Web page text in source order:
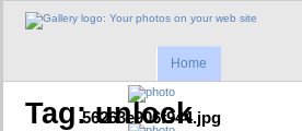
Home
Tag: unlock
56263e906f944.jpg